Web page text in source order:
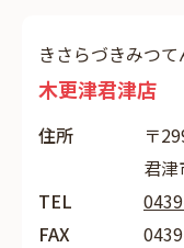
きさらづきみつて
木更津君津店
住所
〒
君
TEL
FAX